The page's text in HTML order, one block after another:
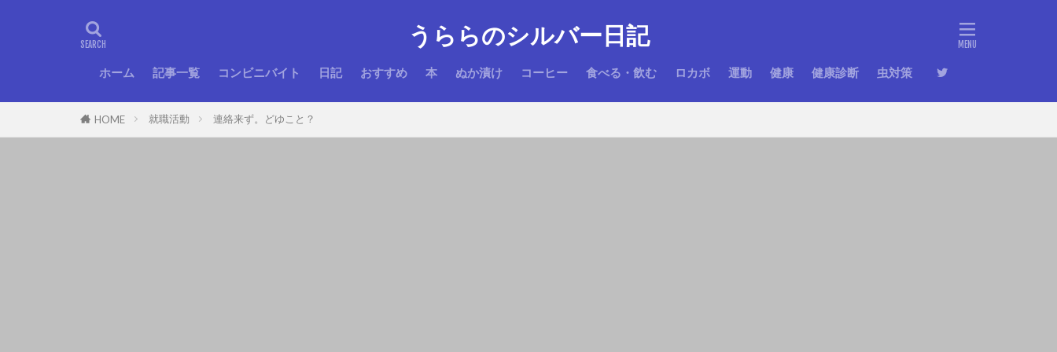
うららのシルバー日記
ホーム 記事一覧 コンビニバイト 日記 おすすめ 本 ぬか漬け コーヒー 食べる・飲む ロカボ 運動 健康 健康診断 虫対策
HOME 就職活動 連絡来ず。どゆこと？